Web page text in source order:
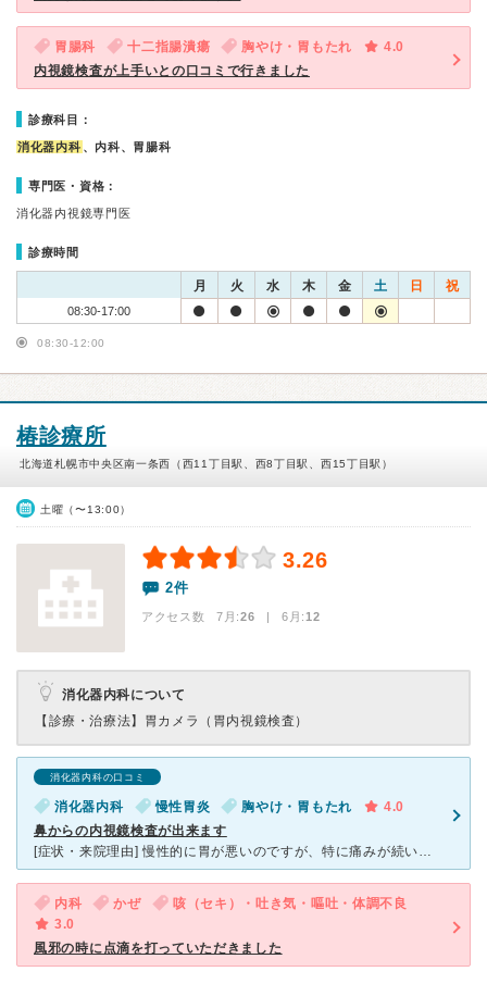
胃腸科 十二指腸潰瘍 胸やけ・胃もたれ
4.0
内視鏡検査が上手いとの口コミで行きました
診療科目：
消化器内科 、内科、胃腸科
専門医・資格：
消化器内視鏡専門医
診療時間
月 火 水 木 金 土 日 祝
08:30-17:00
08:30-12:00
椿診療所
北海道札幌市中央区南一条西（西11丁目駅、西8丁目駅、西15丁目駅）
土曜（〜13:00）
3.26
2件
アクセス数 7月:26 | 6月:12
消化器内科について
【診療・治療法】 胃カメラ（胃内視鏡検査）
消化器内科の口コミ
消化器内科 慢性胃炎 胸やけ・胃もたれ
4.0
鼻からの内視鏡検査が出来ます
[症状・来院理由] 慢性的に胃が悪いのですが、特に痛みが続いたので、数回通院しました。 [医師の診断・治療法] 最初はただの胃炎という診断だったのですが、痛みが続くために内視鏡検査をすることにな
内科 かぜ
咳（セキ）・吐き気・嘔吐・体調不良
3.0
風邪の時に点滴を打っていただきました